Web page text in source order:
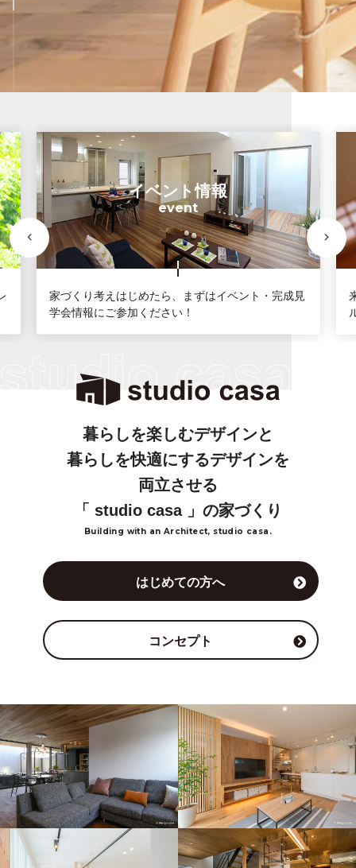
イベント情報
event
家づくり考えはじめたら、まずはイベント・完成見
学会情報にご参加ください！
暮らしを楽しむデザインと
暮らしを快適にするデザインを
両立させる
「 studio casa 」の家づくり
Building with an Architect, studio casa.
はじめての方へ
コンセプト